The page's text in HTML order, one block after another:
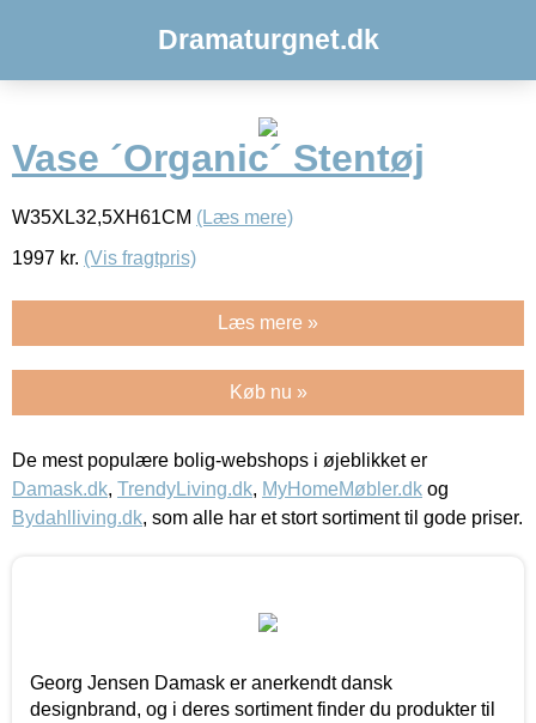
Dramaturgnet.dk
Vase ´Organic´ Stentøj
W35XL32,5XH61CM (Læs mere)
1997 kr. (Vis fragtpris)
Læs mere »
Køb nu »
De mest populære bolig-webshops i øjeblikket er
Damask.dk, TrendyLiving.dk, MyHomeMøbler.dk og
Bydahlliving.dk, som alle har et stort sortiment til gode priser.
Georg Jensen Damask er anerkendt dansk
designbrand, og i deres sortiment finder du produkter til